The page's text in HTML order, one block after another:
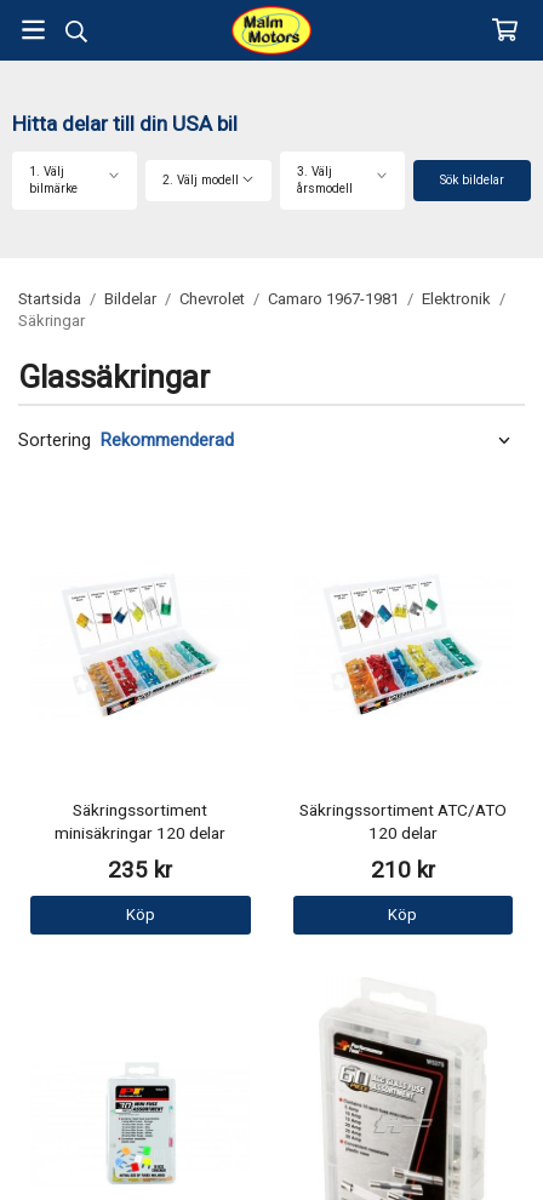
Hitta delar till din USA bil
1. Välj
bilmärke
2. Välj modell
3. Välj
årsmodell
Sök bildelar
Startsida / Bildelar / Chevrolet / Camaro 1967-1981 / Elektronik /
Säkringar
Glassäkringar
Sortering
Säkringssortiment
minisäkringar 120 delar
235 kr
Köp
Säkringssortiment ATC/ATO
120 delar
210 kr
Köp